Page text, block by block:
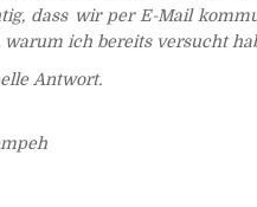
dass wir per E-Mail
ich bereits versucht
Antwort.